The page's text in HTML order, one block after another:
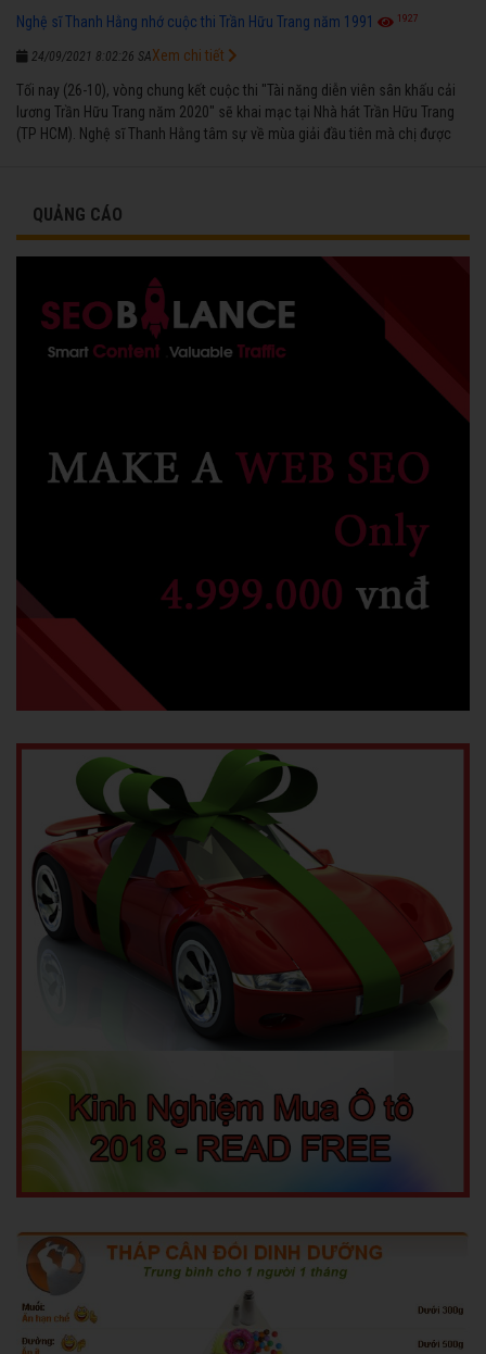
Nghệ sĩ Thanh Hằng nhớ cuộc thi Trần Hữu Trang năm 1991 1927
24/09/2021 8:02:26 SA
Tối nay (26-10), vòng chung kết cuộc thi "Tài năng diễn viên sân khấu cải
lương Trần Hữu Trang năm 2020" sẽ khai mạc tại Nhà hát Trần Hữu Trang
(TP HCM). Nghệ sĩ Thanh Hằng tâm sự về mùa giải đầu tiên mà chị được
Xem chi tiết
QUẢNG CÁO